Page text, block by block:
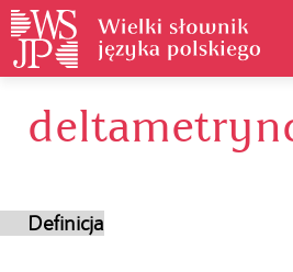
Historia
Definicja